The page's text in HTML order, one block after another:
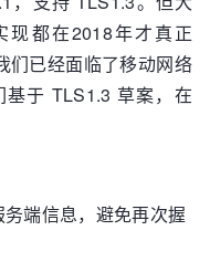
现都在2018年才真正
们已经面临了移动网络
于 TLS1.3 草案，在
端信息，避免再次握